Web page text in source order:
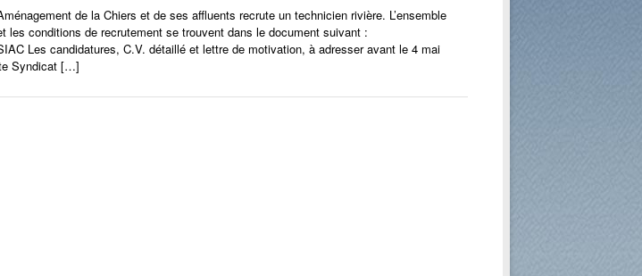
de la Chiers et de ses affluents recrute un technicien rivière. L’ensemble
les conditions de recrutement se trouvent dans le document suivant :
Les candidatures, C.V. détaillé et lettre de motivation, à adresser avant le 4 mai
Syndicat […]